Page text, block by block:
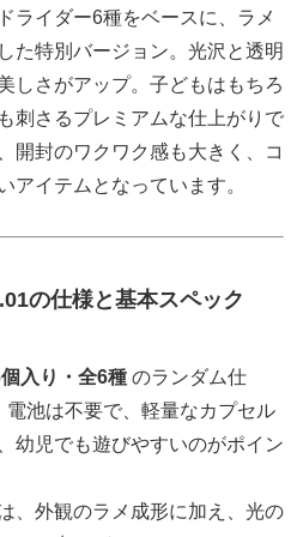
ライダー6種をベースに、ラメ
た特別バージョン。光沢と透明
しさがアップ。子どもはもちろ
刺さるプレミアムな仕上がりで
開封のワクワク感も大きく、コ
アイテムとなっています。
の仕様と基本スペック
入り・全6種 のランダム仕
池は不要で、軽量なカプセル
幼児でも遊びやすいのがポイン
、外観のラメ成形に加え、光の